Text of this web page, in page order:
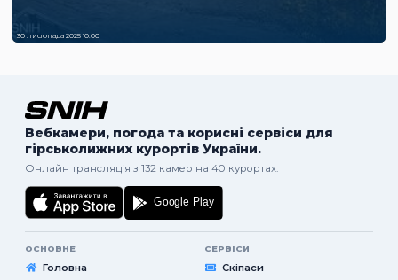
30 листопада 2025 10:00
Вебкамери, погода та корисні сервіси для
гірськолижних курортів України.
Онлайн трансляція з 132 камер на 40 курортах.
ОСНОВНЕ
Головна
СЕРВІСИ
Скіпаси